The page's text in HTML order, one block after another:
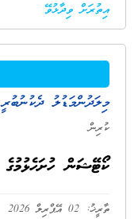
އިތުރަށް ވިދާޅުވޭ
މިލަދުންމަޑުލު
ކުރިން
ކޯޓޭޝަން
ތާރީޚު: 02 އޭޕްރިލް 2026